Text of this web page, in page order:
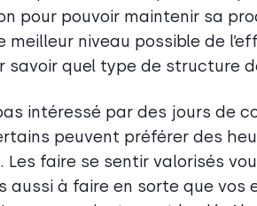
pour pouvoir maintenir sa
meilleur niveau possible de
savoir quel type de structure
intéressé par des jours de
peuvent préférer des
faire se sentir valorisés
aussi à faire en sorte que